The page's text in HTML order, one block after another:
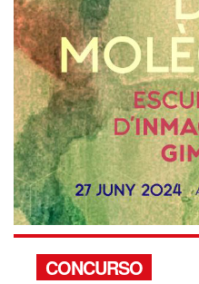
CONCURSO